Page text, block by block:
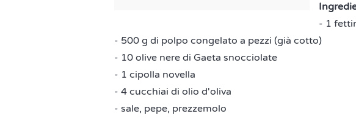
- 1
- 500 g di polpo congelato a pezzi (già cotto)
- 10 olive nere di Gaeta snocciolate
- 1 cipolla novella
- 4 cucchiai di olio d'oliva
- sale, pepe, prezzemolo